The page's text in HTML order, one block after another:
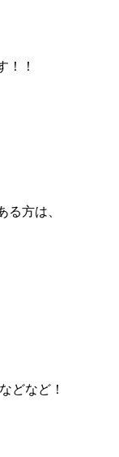
！！
る方は、
どなど！